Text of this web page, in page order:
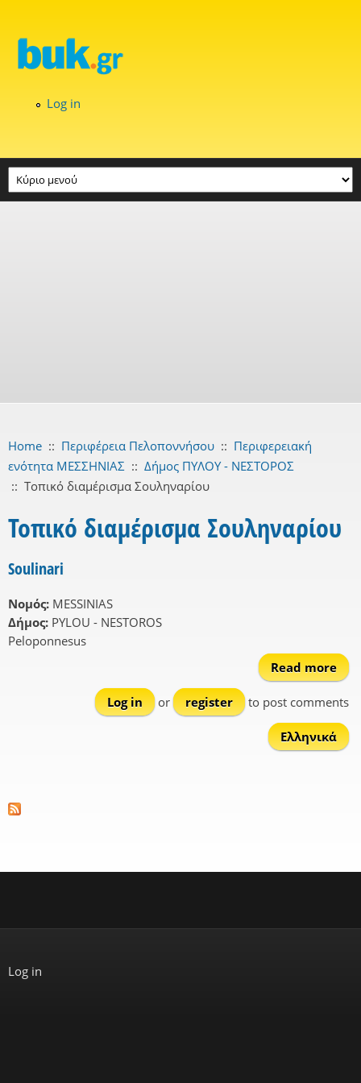
Log in
Home :: Περιφέρεια Πελοποννήσου :: Περιφερειακή
ενότητα ΜΕΣΣΗΝΙΑΣ :: Δήμος ΠΥΛΟΥ - ΝΕΣΤΟΡΟΣ
:: Τοπικό διαμέρισμα Σουληναρίου
Τοπικό διαμέρισμα Σουληναρίου
Soulinari
Νομός: MESSINIAS
Δήμος: PYLOU - NESTOROS
Peloponnesus
Read more
Log in
or register to post comments
Ελληνικά
Log in